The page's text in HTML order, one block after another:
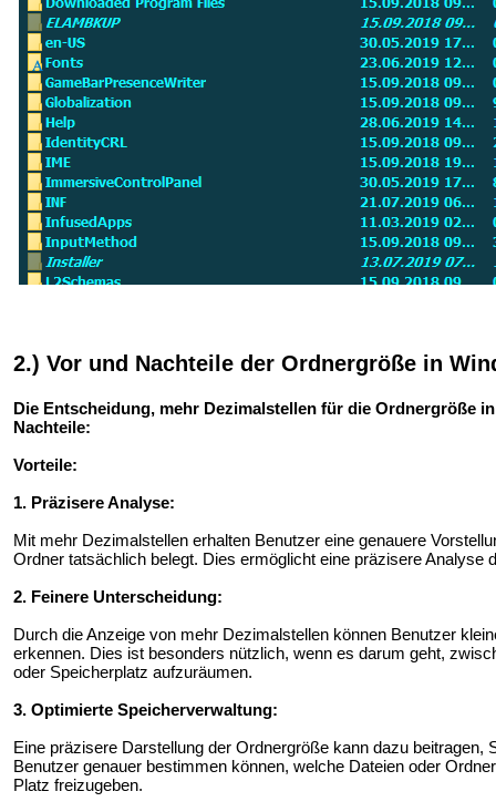
2.) Vor und Nachteile der Ordnergröße in
Die Entscheidung, mehr Dezimalstellen für die Ordnergröße
Nachteile:
Vorteile:
1. Präzisere Analyse:
Mit mehr Dezimalstellen erhalten Benutzer eine genauere
Ordner tatsächlich belegt. Dies ermöglicht eine präzisere Analyse
2. Feinere Unterscheidung:
Durch die Anzeige von mehr Dezimalstellen können Benutzer
erkennen. Dies ist besonders nützlich, wenn es darum geht,
oder Speicherplatz aufzuräumen.
3. Optimierte Speicherverwaltung:
Eine präzisere Darstellung der Ordnergröße kann dazu beitragen,
Benutzer genauer bestimmen können, welche Dateien oder
Platz freizugeben.